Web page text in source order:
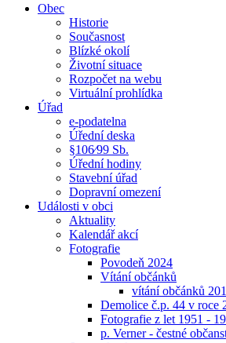
Obec
Historie
Současnost
Blízké okolí
Životní situace
Rozpočet na webu
Virtuální prohlídka
Úřad
e-podatelna
Úřední deska
§106⁄99 Sb.
Úřední hodiny
Stavební úřad
Dopravní omezení
Události v obci
Aktuality
Kalendář akcí
Fotografie
Povodeň 2024
Vítání občánků
vítání občánků
Demolice č.p. 44 v roce
Fotografie z let 1951 -
p. Verner - čestné